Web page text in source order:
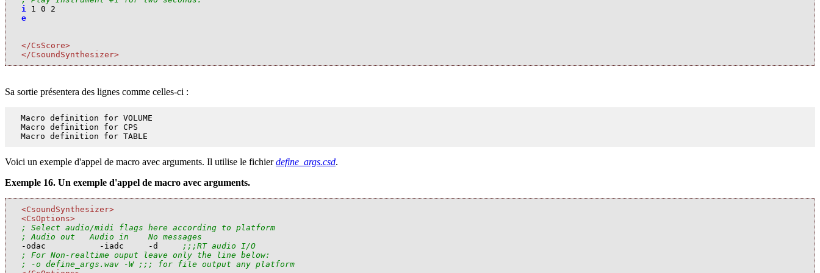
i
1 0
2
e
</CsScore>
</CsoundSynthesizer>
Sa sortie présentera des lignes comme celles-ci :
Macro definition for VOLUME
Macro definition for CPS
Macro definition for TABLE
Voici un exemple d'appel de macro avec arguments. Il utilise le fichierdefine_args.csd.
Exemple 16. Un exemple d'appel de macro avec arguments.
<CsoundSynthesizer>
<CsOptions>
; Select audio/midi flags here according to platform
; Audio out   Audio in    No messages
-odac           -iadc     -d
;;;RT audio I/O
; For Non-realtime ouput leave only the line below:
; -o define_args.wav -W ;;; for file output any platform